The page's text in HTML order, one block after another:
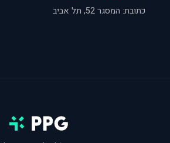
כתובת: המסגר 52, תל אביב